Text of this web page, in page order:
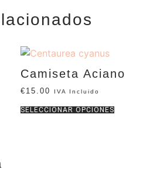
Camiseta Aciano
€ 15.00 IVA Incluido
SELECCIONAR OPCIONES